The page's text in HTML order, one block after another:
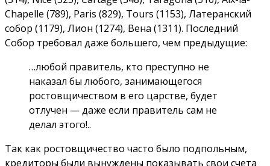
Chapelle (789), Paris (829), Tours (1153), Латеранский
собор (1179), Лион (1274), Вена (1311). Последний
Собор требовал даже большего, чем предыдущие:
…любой правитель, кто преступно не
наказал бы любого, занимающегося
ростовщичеством в его царстве, будет
отлучен — даже если правитель сам не
делал этого!..
Так как ростовщичество часто было подпольным,
кредиторы были вынуждены показывать свои счета